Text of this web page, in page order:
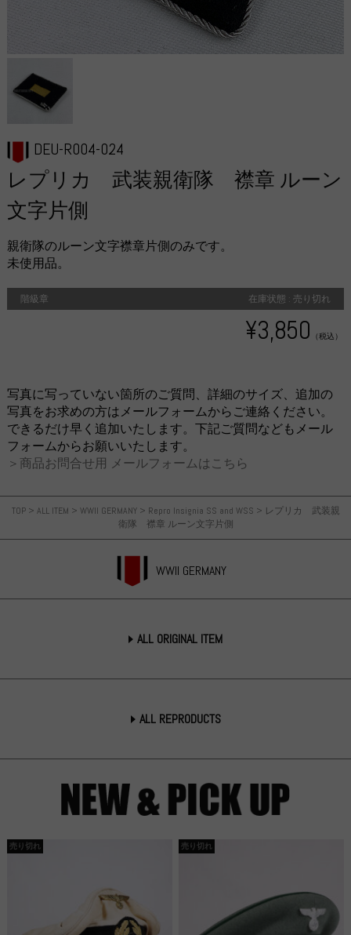
TOP> ALL ITEM > WWII GERMANY> Repro Insignia SS and WSS > レプリカ 武装親
衛隊 襟章 ルーン文字片側
WWII GERMANY
ALL ORIGINAL ITEM
ALL REPRODUCTS
DEU-R004-024
レプリカ 武装親衛隊 襟章 ルーン
文字片側
親衛隊のルーン文字襟章片側のみです。
未使用品。
階級章 在庫状態 : 売り切れ
¥3,850 （税込）
写真に写っていない箇所のご質問、詳細のサイズ、追加の
写真をお求めの方はメールフォームからご連絡ください。
できるだけ早く追加いたします。下記ご質問などもメール
フォームからお願いいたします。
＞商品お問合せ用 メールフォームはこちら
売り切れ 売り切れ